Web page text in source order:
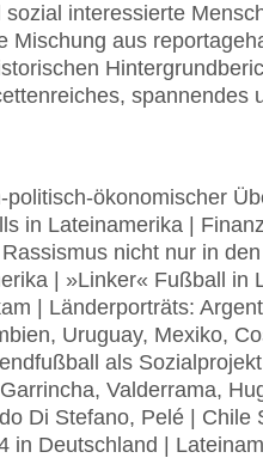
interessierte
Mischung aus
spannendes
ökonomischer
in Lateinamerika |
nicht nur in
| »Linker« Fußball in
| Länderporträts:
Uruguay, Mexiko,
als
Valderrama,
Di Stefano, Pelé | Chile
in Deutschland |